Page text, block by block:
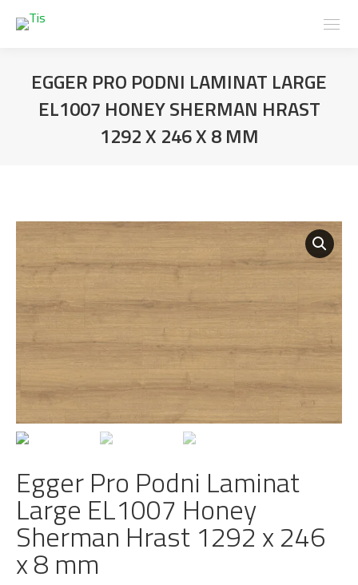
EGGER PRO PODNI LAMINAT LARGE
EL1007 HONEY SHERMAN HRAST
1292 X 246 X 8 MM
Egger Pro Podni Laminat
Large EL1007 Honey
Sherman Hrast 1292 x 246
x 8 mm